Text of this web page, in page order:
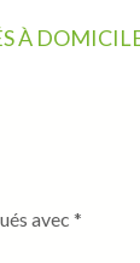
À
avec *